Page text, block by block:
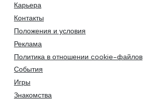
Карьера
Контакты
Положения и условия
Реклама
Политика в отношении cookie-файлов
События
Игры
Знакомства